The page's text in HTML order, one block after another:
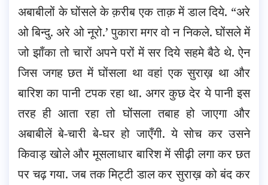
अबाबीलों के घोंसले के क़रीब एक ताक़ में डाल दिये. “अरे
ओ बिन्दु. अरे ओ नूरो.’ पुकारा मगर वो न निकले. घोंसले में
जो झाँका तो चारों अपने परों में सर दिये सहमे बैठे थे. ऐन
जिस जगह छत में घोंसला था वहां एक सुराख़ था और
बारिश का पानी टपक रहा था. अगर कुछ देर ये पानी इस
तरह ही आता रहा तो घोंसला तबाह हो जाएगा और
अबाबीलें बे-चारी बे-घर हो जाएँगी. ये सोच कर उसने
किवाड़ खोले और मूसलाधार बारिश में सीढ़ी लगा कर छत
पर चढ़ गया. जब तक मिट्टी डाल कर सुराख़ को बंद कर